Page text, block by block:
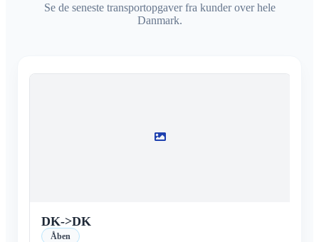
Se de seneste transportopgaver fra kunder over hele
Danmark.
DK->DK
Åben